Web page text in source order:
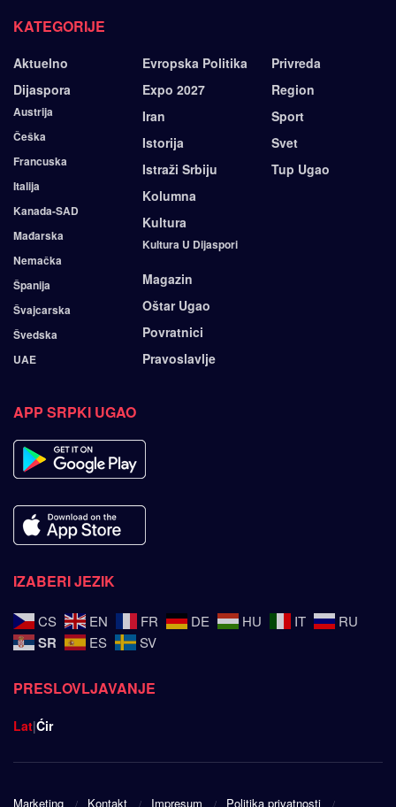
KATEGORIJE
Aktuelno
Dijaspora
Austrija
Češka
Francuska
Italija
Kanada-SAD
Mađarska
Nemačka
Španija
Švajcarska
Švedska
UAE
Evropska Politika
Expo 2027
Iran
Istorija
Istraži Srbiju
Kolumna
Kultura
Kultura U Dijaspori
Magazin
Oštar Ugao
Povratnici
Pravoslavlje
Privreda
Region
Sport
Svet
Tup Ugao
APP SRPKI UGAO
IZABERI JEZIK
CS EN FR DE HU IT RU
SR ES SV
PRESLOVLJAVANJE
Lat|Ćir
Marketing Kontakt Impresum Politika privatnosti